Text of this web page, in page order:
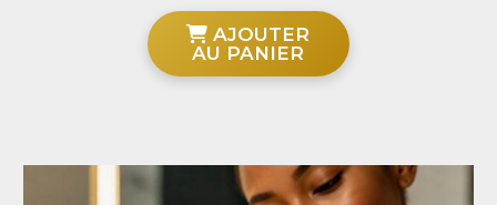
AJOUTER
AU PANIER